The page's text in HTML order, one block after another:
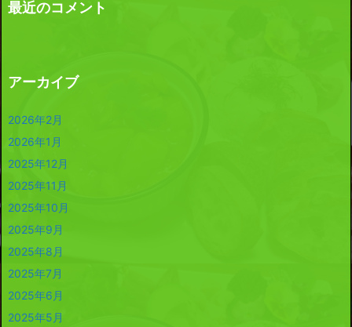
最近のコメント
アーカイブ
2026年2月
2026年1月
2025年12月
2025年11月
2025年10月
2025年9月
2025年8月
2025年7月
2025年6月
2025年5月